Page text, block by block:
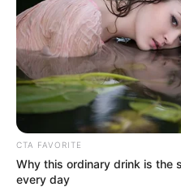
CTA FAVORITE
Why this ordinary drink is the
every day